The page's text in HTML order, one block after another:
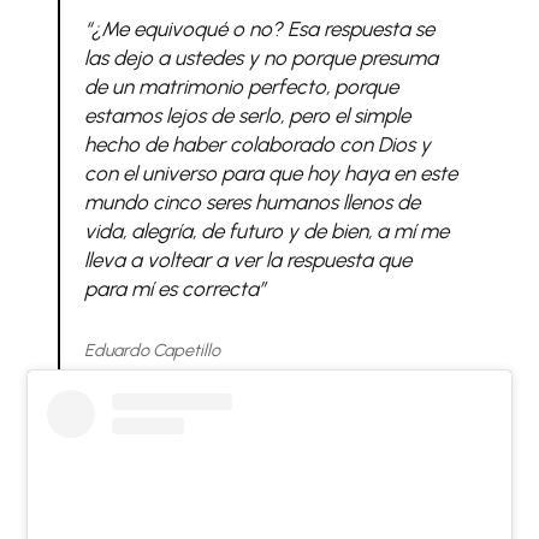
“¿Me equivoqué o no? Esa respuesta se
las dejo a ustedes y no porque presuma
de un matrimonio perfecto, porque
estamos lejos de serlo, pero el simple
hecho de haber colaborado con Dios y
con el universo para que hoy haya en este
mundo cinco seres humanos llenos de
vida, alegría, de futuro y de bien, a mí me
lleva a voltear a ver la respuesta que
para mí es correcta”
Eduardo Capetillo